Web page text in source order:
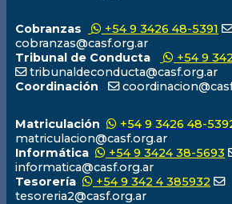
Cobranzas
+54 9 3426 48-5391
cobranzas@casf.org.ar
Tribunal de Conducta
+54 9
tribunaldeconducta@casf.org.ar
Coordinación
Matriculación
+54 9 3426 48-
matriculacion@casf.org.ar
Informática
+54 9 3424 38-5693
informatica@casf.org.ar
Tesorería
+54 9 342 4 385932
tesoreria2@casf.org.ar